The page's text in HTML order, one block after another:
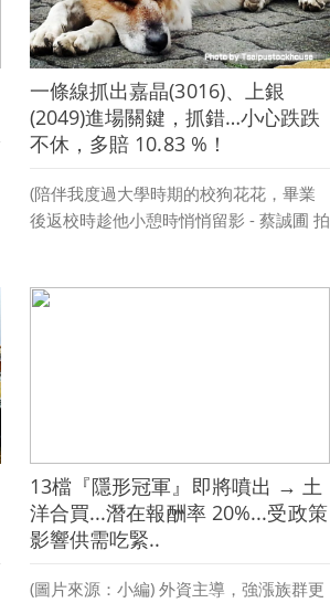
一條線抓出嘉晶(3016)、上銀
(2049)進場關鍵，抓錯…小心跌跌
不休，多賠 10.83 %！
(陪伴我度過大學時期的校狗花花，畢業
後返校時趁他小憩時悄悄留影 - 蔡誠圃 拍
上沖下洗 讓我也不只一次被身旁的朋友
13檔『隱形冠軍』即將噴出 → 土
洋合買...潛在報酬率 20%...受政策
影響供需吃緊..
(圖片來源：小編) 外資主導，強漲族群更